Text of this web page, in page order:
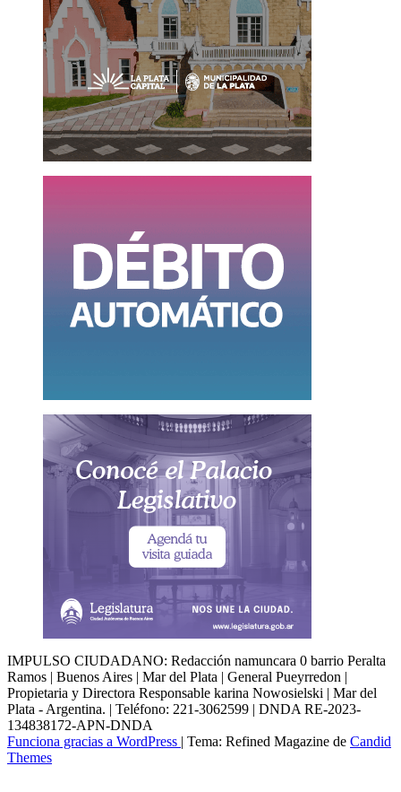
IMPULSO CIUDADANO: Redacción namuncara 0 barrio Peralta
Ramos | Buenos Aires | Mar del Plata | General Pueyrredon |
Propietaria y Directora Responsable karina Nowosielski | Mar del
Plata - Argentina. | Teléfono: 221-3062599 | DNDA RE-2023-
134838172-APN-DNDA
Funciona gracias a WordPress | Tema: Refined Magazine de Candid
Themes